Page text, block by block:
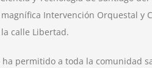
Intervención Orquestal y
calle Libertad.
ha permitido a toda la comunidad